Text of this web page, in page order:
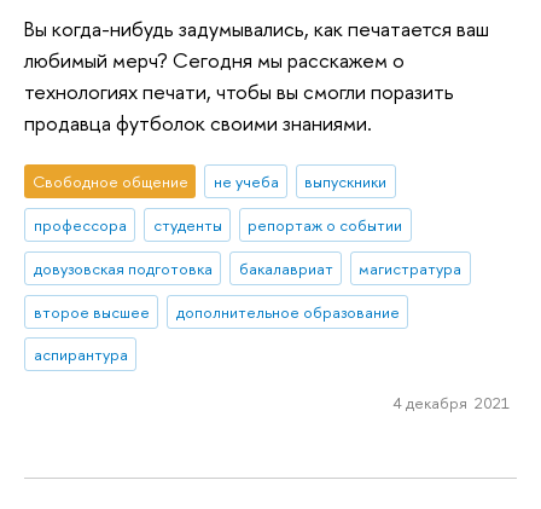
Вы когда-нибудь задумывались, как печатается ваш
любимый мерч? Сегодня мы расскажем о
технологиях печати, чтобы вы смогли поразить
продавца футболок своими знаниями.
Свободное общение не учеба
выпускники
профессора
студенты
репортаж о событии
довузовская подготовка
бакалавриат
магистратура
второе высшее
дополнительное образование
аспирантура
4 декабря 2021